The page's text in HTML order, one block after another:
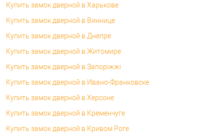
Купить замок дверной в Харькове
Купить замок дверной в Виннице
Купить замок дверной в Днепре
Купить замок дверной в Житомире
Купить замок дверной в Запоріжжі
Купить замок дверной в Ивано-Франковске
Купить замок дверной в Херсоне
Купить замок дверной в Кременчуге
Купить замок дверной в Кривом Роге